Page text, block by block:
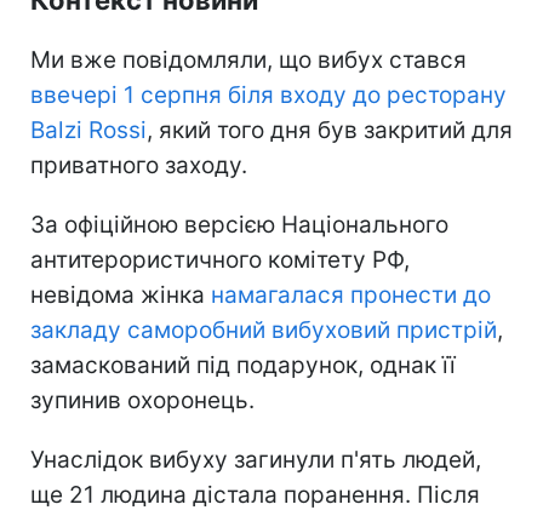
Ми вже повідомляли, що вибух стався
ввечері 1 серпня біля входу до ресторану
Balzi Rossi, який того дня був закритий для
приватного заходу.
За офіційною версією Національного
антитерористичного комітету РФ,
невідома жінка намагалася пронести до
закладу саморобний вибуховий пристрій,
замаскований під подарунок, однак її
зупинив охоронець.
Унаслідок вибуху загинули п'ять людей,
ще 21 людина дістала поранення. Після